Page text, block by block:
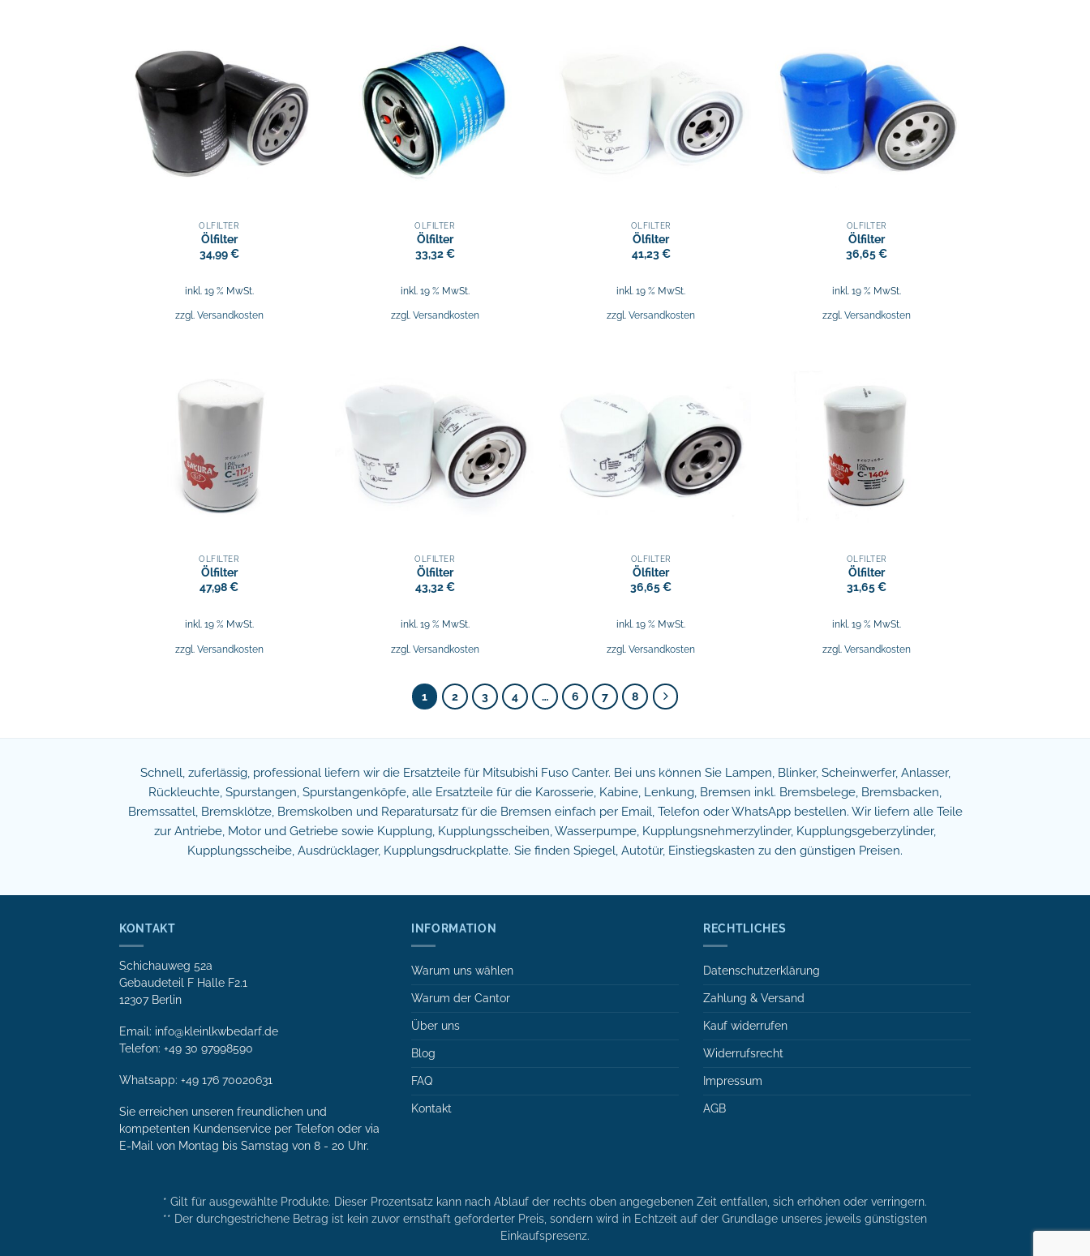
ÖLFILTER
Ölfilter
34,99€
inkl. 19 % MwSt.
zzgl. Versandkosten
ÖLFILTER
Ölfilter
33,32€
inkl. 19 % MwSt.
zzgl. Versandkosten
ÖLFILTER
Ölfilter
41,23€
inkl. 19 % MwSt.
zzgl.Versandkosten
ÖLFILTER
Ölfilter
36,65€
inkl. 19 % MwSt.
zzgl.Versandkosten
ÖLFILTER
Ölfilter
47,98€
inkl. 19 % MwSt.
zzgl. Versandkosten
ÖLFILTER
Ölfilter
43,32€
inkl. 19 % MwSt.
zzgl. Versandkosten
ÖLFILTER
Ölfilter
36,65€
inkl. 19 % MwSt.
zzgl.Versandkosten
ÖLFILTER
Ölfilter
31,65€
inkl. 19 % MwSt.
zzgl.Versandkosten
1 2 3 4 … 6 7 8
Schnell, zuferlässig, professional liefern wir die Ersatzteile für Mitsubishi Fuso Canter. Bei uns können Sie Lampen, Blinker, Scheinwerfer, Anlasser,
Rückleuchte, Spurstangen, Spurstangenköpfe, alle Ersatzteile für die Karosserie, Kabine, Lenkung, Bremsen inkl. Bremsbelege, Bremsbacken,
Bremssattel, Bremsklötze, Bremskolben und Reparatursatz für die Bremsen einfach per Email, Telefon oder WhatsApp bestellen. Wir liefern alle Teile
zur Antriebe, Motor und Getriebe sowie Kupplung, Kupplungsscheiben, Wasserpumpe, Kupplungsnehmerzylinder, Kupplungsgeberzylinder,
Kupplungsscheibe, Ausdrücklager, Kupplungsdruckplatte. Sie finden Spiegel, Autotür, Einstiegskasten zu den günstigen Preisen.
KONTAKT
Schichauweg 52a
Gebaudeteil F Halle F2.1
12307 Berlin
Email: info@kleinlkwbedarf.de
Telefon: +49 30 97998590
Whatsapp: +49 176 70020631
Sie erreichen unseren freundlichen und
kompetenten Kunden­service per Tele­fon oder via
E-Mail von Mon­tag bis Samstag von 8 - 20 Uhr.
INFORMATION
Warum uns wählen
Warum der Cantor
Über uns
Blog
FAQ
Kontakt
RECHTLICHES
Datenschutzerklärung
Zahlung & Versand
Kauf widerrufen
Widerrufsrecht
Impressum
AGB
* Gilt für ausgewählte Produkte. Dieser Prozentsatz kann nach Ablauf der rechts oben angegebenen Zeit entfallen, sich erhöhen oder verringern.
** Der durchgestrichene Betrag ist kein zuvor ernsthaft geforderter Preis, sondern wird in Echtzeit auf der Grundlage unseres jeweils günstigsten
Einkaufspresenz.